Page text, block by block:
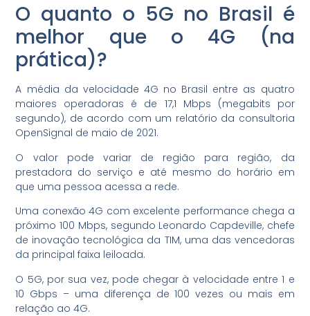
O quanto o 5G no Brasil é
melhor que o 4G (na
prática)?
A média da velocidade 4G no Brasil entre as quatro
maiores operadoras é de 17,1 Mbps (megabits por
segundo), de acordo com um relatório da consultoria
OpenSignal de maio de 2021.
O valor pode variar de região para região, da
prestadora do serviço e até mesmo do horário em
que uma pessoa acessa a rede.
Uma conexão 4G com excelente performance chega a
próximo 100 Mbps, segundo Leonardo Capdeville, chefe
de inovação tecnológica da TIM, uma das vencedoras
da principal faixa leiloada.
O 5G, por sua vez, pode chegar à velocidade entre 1 e
10 Gbps – uma diferença de 100 vezes ou mais em
relação ao 4G.